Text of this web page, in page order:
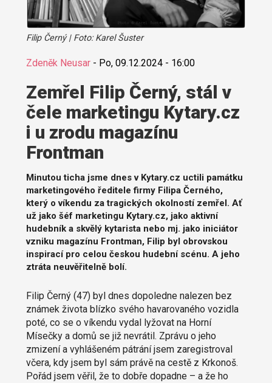
Filip Černý | Foto: Karel Šuster
Zdeněk Neusar- Po, 09.12.2024 - 16:00
Zemřel Filip Černý, stál v
čele marketingu Kytary.cz
i u zrodu magazínu
Frontman
Minutou ticha jsme dnes v Kytary.cz uctili památku
marketingového ředitele firmy Filipa Černého,
který o víkendu za tragických okolností zemřel. Ať
už jako šéf marketingu Kytary.cz, jako aktivní
hudebník a skvělý kytarista nebo mj. jako iniciátor
vzniku magazínu Frontman, Filip byl obrovskou
inspirací pro celou českou hudební scénu. A jeho
ztráta neuvěřitelně bolí.
Filip Černý (47) byl dnes dopoledne nalezen bez
známek života blízko svého havarovaného vozidla
poté, co se o víkendu vydal lyžovat na Horní
Mísečky a domů se již nevrátil. Zprávu o jeho
zmizení a vyhlášeném pátrání jsem zaregistroval
včera, kdy jsem byl sám právě na cestě z Krkonoš.
Pořád jsem věřil, že to dobře dopadne – a že ho